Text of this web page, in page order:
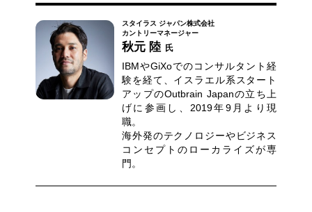
スタイラス ジャパン株式会社
カントリーマネージャー
秋元 陸 氏
IBMやGiXoでのコンサルタント経
験を経て、イスラエル系スタート
アップのOutbrain Japanの⽴ち上
げに参画し、2019年9⽉より現
職。
海外発のテクノロジーやビジネス
コンセプトのローカライズが専
⾨。